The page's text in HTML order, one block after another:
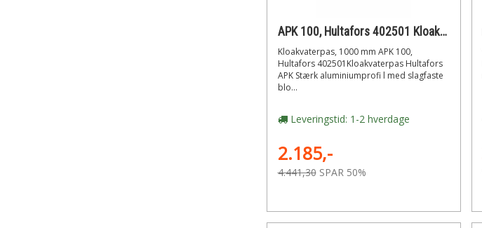
APK 100, Hultafors 402501 Kloakvaterpas, 1000 mm
Kloakvaterpas, 1000 mm APK 100,
Hultafors 402501Kloakvaterpas Hultafors
APK Stærk aluminiumprofi l med slagfaste
blo...
Leveringstid: 1-2 hverdage
2.185,-
4.441,30 SPAR 50%